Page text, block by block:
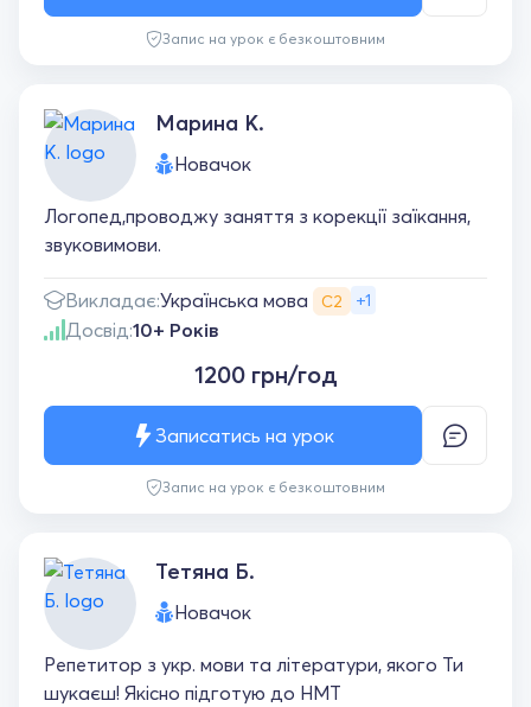
Запис на урок є безкоштовним
Марина К.
Новачок
Логопед,проводжу заняття з корекції заїкання,
звуковимови.
Викладає:Українська мова С2 +1
Досвід:10+ Років
1200 грн/год
Запис на урок є безкоштовним
Записатись на урок
Тетяна Б.
Новачок
Репетитор з укр. мови та літератури, якого Ти
шукаєш! Якісно підготую до НМТ